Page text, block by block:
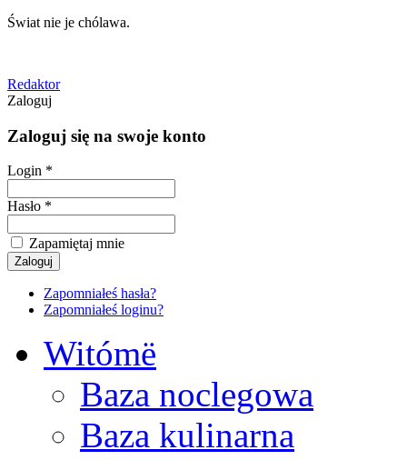
Świat nie je chólawa.
Redaktor
Zaloguj
Zaloguj się na swoje konto
Login *
Hasło *
Zapamiętaj mnie
Zapomniałeś hasła?
Zapomniałeś loginu?
Witómë
Baza noclegowa
Baza kulinarna